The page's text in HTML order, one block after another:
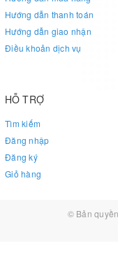
Hướng dẫn thanh toán
Hướng dẫn giao nhận
Điều khoản dịch vụ
HỖ TRỢ
Tìm kiếm
Đăng nhập
Đăng ký
Giỏ hàng
© Bản